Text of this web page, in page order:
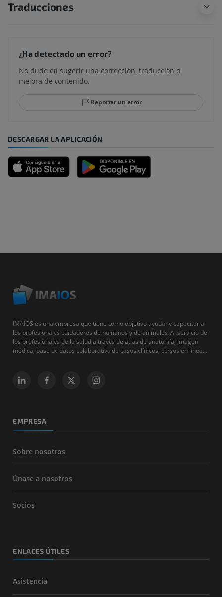
Traducciones
¿Ha detectado un error?
No dude en sugerir una corrección, traducción o
mejora de contenido.
Reportar un error
DESCARGAR LA APLICACIÓN
IMAIOS es una empresa que tiene como objetivo ayudar y capacitar a
los profesionales cuidadores de humanos y de animales. Al servicio de
los profesionales de la salud a través de atlas de anatomía, imagen
médica, base de datos colaborativa de casos clínicos, cursos en línea...
EMPRESA
Sobre nosotros
Únase a nosotros
Socios
ENLACES ÚTILES
Asistencia